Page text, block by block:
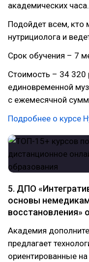
академических часа.
Подойдет всем, кто
нутрициолога и
Срок обучения – 7
Стоимость – 34 320
единовременной
с ежемесячной
Подробнее о курсе
5. ДПО
основы
восстановления»
Академия
предлагает
ориентированные